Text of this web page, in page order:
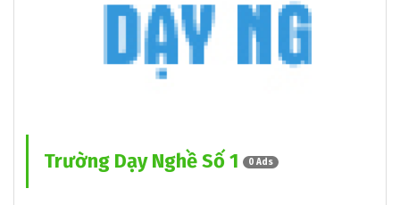
Trường Dạy Nghề Số 1 0 Ads